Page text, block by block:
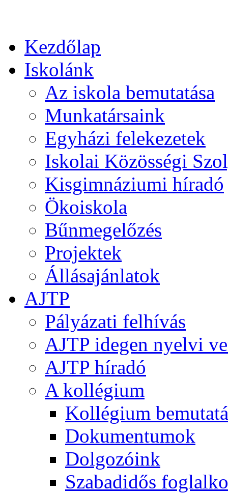
Kezdőlap
Iskolánk
Az iskola bemutatása
Munkatársaink
Egyházi felekezetek
Iskolai Közösségi
Kisgimnáziumi híradó
Ökoiskola
Bűnmegelőzés
Projektek
Állásajánlatok
AJTP
Pályázati felhívás
AJTP idegen nyelvi
AJTP híradó
A kollégium
Kollégium
Dokumentumok
Dolgozóink
Szabadidős